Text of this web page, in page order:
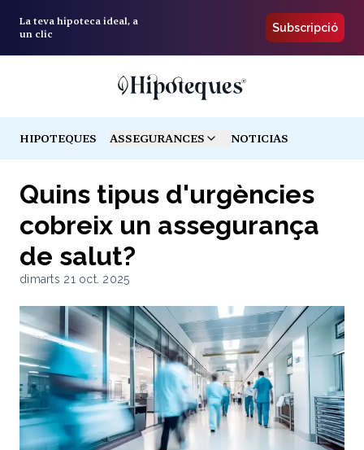
La teva hipoteca ideal, a
un clic
Subscripció
HIPOTEQUES ASSEGURANCES
TOGGLE MENU NOTICIAS
Quins tipus d'urgències
cobreix un assegurança
de salut?
dimarts 21 oct. 2025